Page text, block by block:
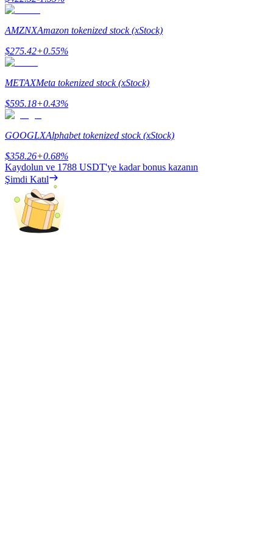
Yönlendirme
Arkadaşını davet et, nakit ödüller kazan
BTC Welcome Rewards
AMZNXAmazon tokenized stock (xStock)
$275.42+0.55%
METAXMeta tokenized stock (xStock)
$595.18+0.43%
GOOGLXAlphabet tokenized stock (xStock)
$358.26+0.68%
Kaydolun ve 1788 USDT'ye kadar bonus kazanın
Şimdi Katıl